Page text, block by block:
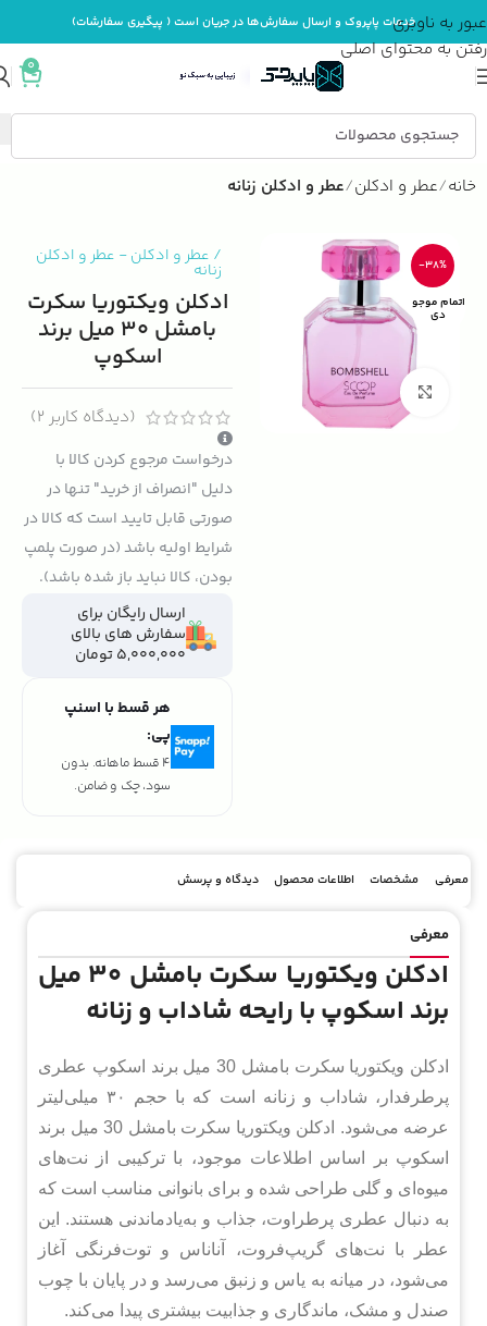
عبور به ناوبری
رفتن به محتوای اصلی
خدمات پاپروک و ارسال سفارش‌ها در جریان است ( پیگیری سفارشات)
0
خانه عطر و ادکلن عطر و ادکلن زنانه
-38%
اتمام موجو
دی
بزرگنمایی تصویر
/ عطر و ادکلن- عطر و ادکلن
زنانه
ادکلن ویکتوریا سکرت
بامشل 30 میل برند
اسکوپ
(دیدگاه کاربر 2
)
درخواست مرجوع کردن کالا با
دلیل "انصراف از خرید" تنها در
صورتی قابل تایید است که کالا در
شرایط اولیه باشد (در صورت پلمپ
بودن، کالا نباید باز شده باشد).
ارسال رایگان برای
سفارش های بالای
5,000,000 تومان
هر قسط با اسنپ
پی:
4 قسط ماهانه. بدون
سود، چک و ضامن.
معرفی مشخصات اطلاعات محصول دیدگاه و پرسش
معرفی
ادکلن ویکتوریا سکرت بامشل 30 میل
برند اسکوپ با رایحه شاداب و زنانه
ادکلن ویکتوریا سکرت بامشل 30 میل برند اسکوپ عطری
پرطرفدار، شاداب و زنانه است که با حجم ۳۰ میلی‌لیتر
عرضه می‌شود. ادکلن ویکتوریا سکرت بامشل 30 میل برند
اسکوپ بر اساس اطلاعات موجود، با ترکیبی از نت‌های
میوه‌ای و گلی طراحی شده و برای بانوانی مناسب است که
به دنبال عطری پرطراوت، جذاب و به‌یادماندنی هستند. این
عطر با نت‌های گریپ‌فروت، آناناس و توت‌فرنگی آغاز
می‌شود، در میانه به یاس و زنبق می‌رسد و در پایان با چوب
صندل و مشک، ماندگاری و جذابیت بیشتری پیدا می‌کند.